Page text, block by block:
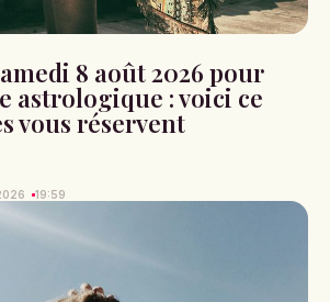
8 août 2026 pour
astrologique : voici ce
vous réservent
19:59